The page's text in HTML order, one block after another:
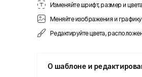
Изменяйте шрифт, размер и
Меняйте изображения и
Редактируйте цвета,
О шаблоне и